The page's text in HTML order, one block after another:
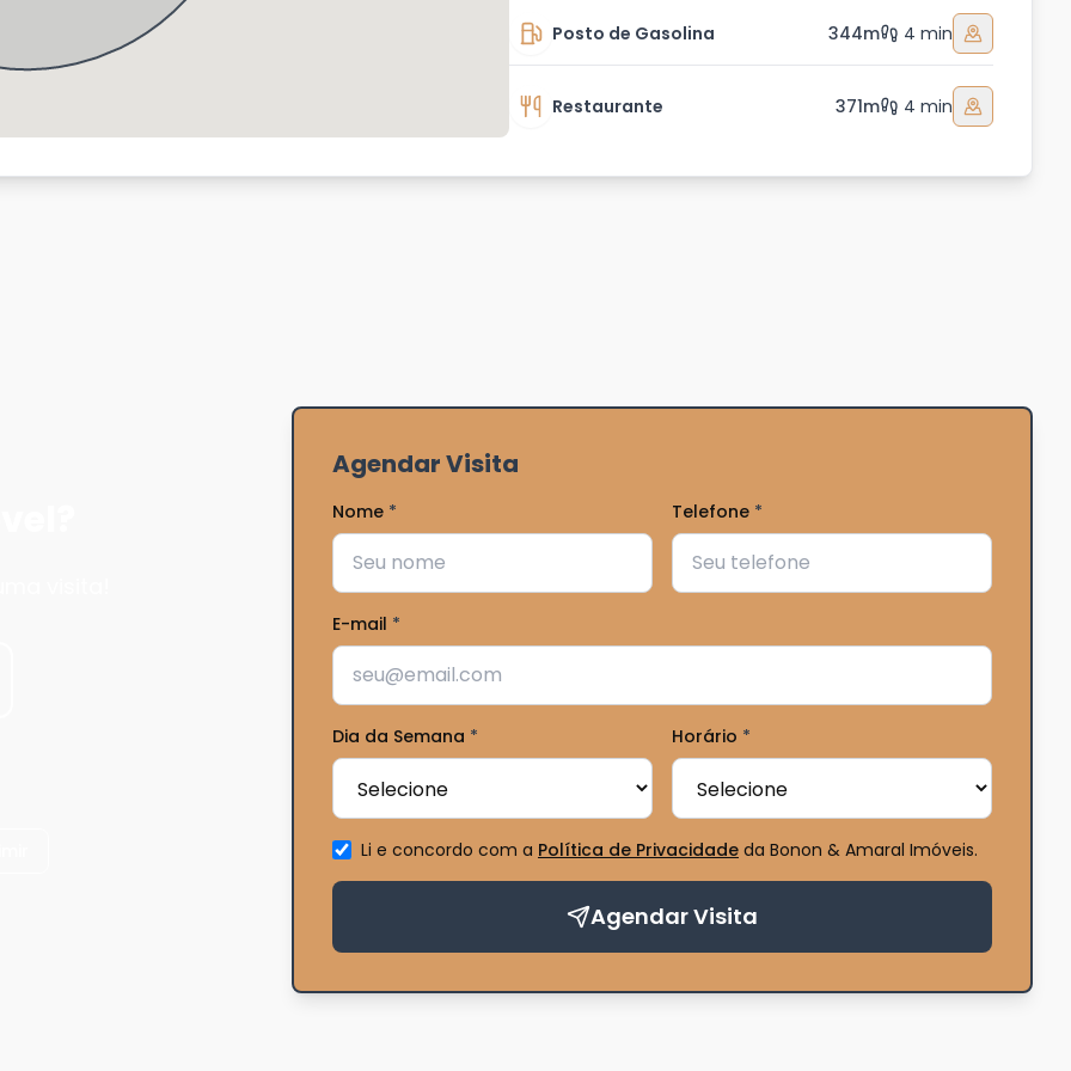
Posto de Gasolina 344m 4 min
Restaurante 371m 4 min
Agendar Visita
Nome * Telefone *
E-mail *
Dia da Semana * Horário *
Li e concordo com a Política de Privacidade da Bonon & Amaral Imóveis.
Agendar Visita